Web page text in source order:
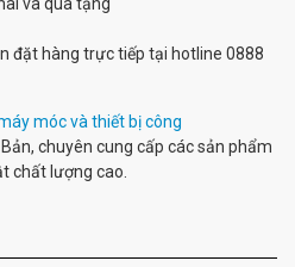
đặt hàng trực tiếp tại hotline 0888
móc và thiết bị công
chuyên cung cấp các sản phẩm
chất lượng cao.